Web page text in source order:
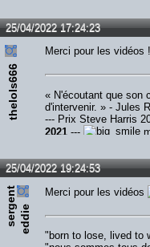
25/04/2022 17:24:23
thelols666
Merci pour les vidéos !
« N'écoutant que son
d'intervenir. » - Jules
--- Prix Steve Harris
2021 ---
25/04/2022 19:24:53
s
e
rg
e
n
t
e
d
d
ie
Merci pour les vidéos
"born to lose, lived to